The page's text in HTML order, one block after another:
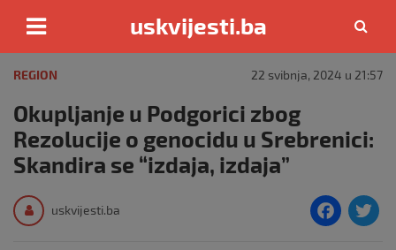
content
uskvijesti.ba
REGION 22 svibnja, 2024 u 21:57
Okupljanje u Podgorici zbog
Rezolucije o genocidu u Srebrenici:
Skandira se “izdaja, izdaja”
uskvijesti.ba
F